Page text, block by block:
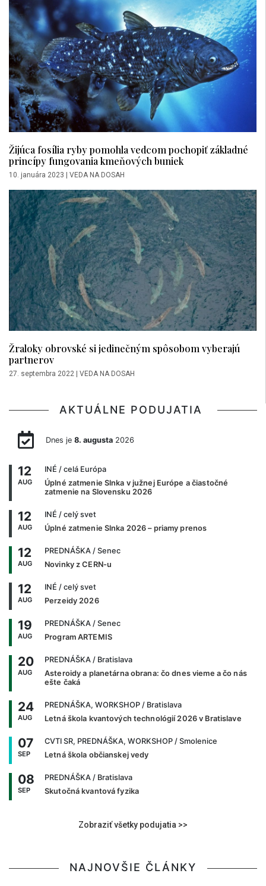
Žijúca fosília ryby pomohla vedcom pochopiť základné
princípy fungovania kmeňových buniek
10. januára 2023 VEDA NA DOSAH
Žraloky obrovské si jedinečným spôsobom vyberajú
partnerov
27. septembra 2022 | VEDA NA DOSAH
AKTUÁLNE PODUJATIA
Dnes je 8. augusta2026
12
AUG
INÉ / celá Európa
Úplné zatmenie Slnka v južnej Európe a čiastočné
zatmenie na Slovensku 2026
12
AUG
INÉ / celý svet
Úplné zatmenie Slnka 2026 – priamy prenos
12
AUG
PREDNÁŠKA / Senec
Novinky z CERN-u
12
AUG
INÉ / celý svet
Perzeidy 2026
19
AUG
PREDNÁŠKA / Senec
Program ARTEMIS
20
AUG
PREDNÁŠKA / Bratislava
Asteroidy a planetárna obrana: čo dnes vieme a čo nás
ešte čaká
24
AUG
PREDNÁŠKA, WORKSHOP / Bratislava
Letná škola kvantových technológií 2026 v Bratislave
07
SEP
CVTI SR, PREDNÁŠKA, WORKSHOP / Smolenice
Letná škola občianskej vedy
08
SEP
PREDNÁŠKA / Bratislava
Skutočná kvantová fyzika
Zobraziť všetky podujatia >>
NAJNOVŠIE ČLÁNKY